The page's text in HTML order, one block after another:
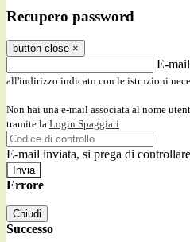
Recupero password
button close ×
E-mail
all'indirizzo indicato con le istruzioni
Non hai una e-mail associata al nome
tramite la Login Spaggiari
E-mail inviata, si prega di
Errore
Chiudi
Successo